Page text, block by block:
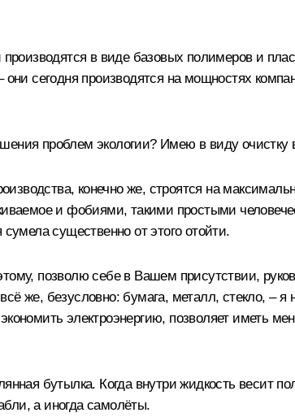
в виде базовых полимеров и
они сегодня производятся на мощностях
проблем экологии? Имею в виду
конечно же, строятся на
и фобиями, такими простыми
существенно от этого отойти.
позволю себе в Вашем присутствии,
же, безусловно: бумага, металл, стекло, – я
электроэнергию, позволяет иметь
бутылка. Когда внутри жидкость весит
а иногда самолёты.